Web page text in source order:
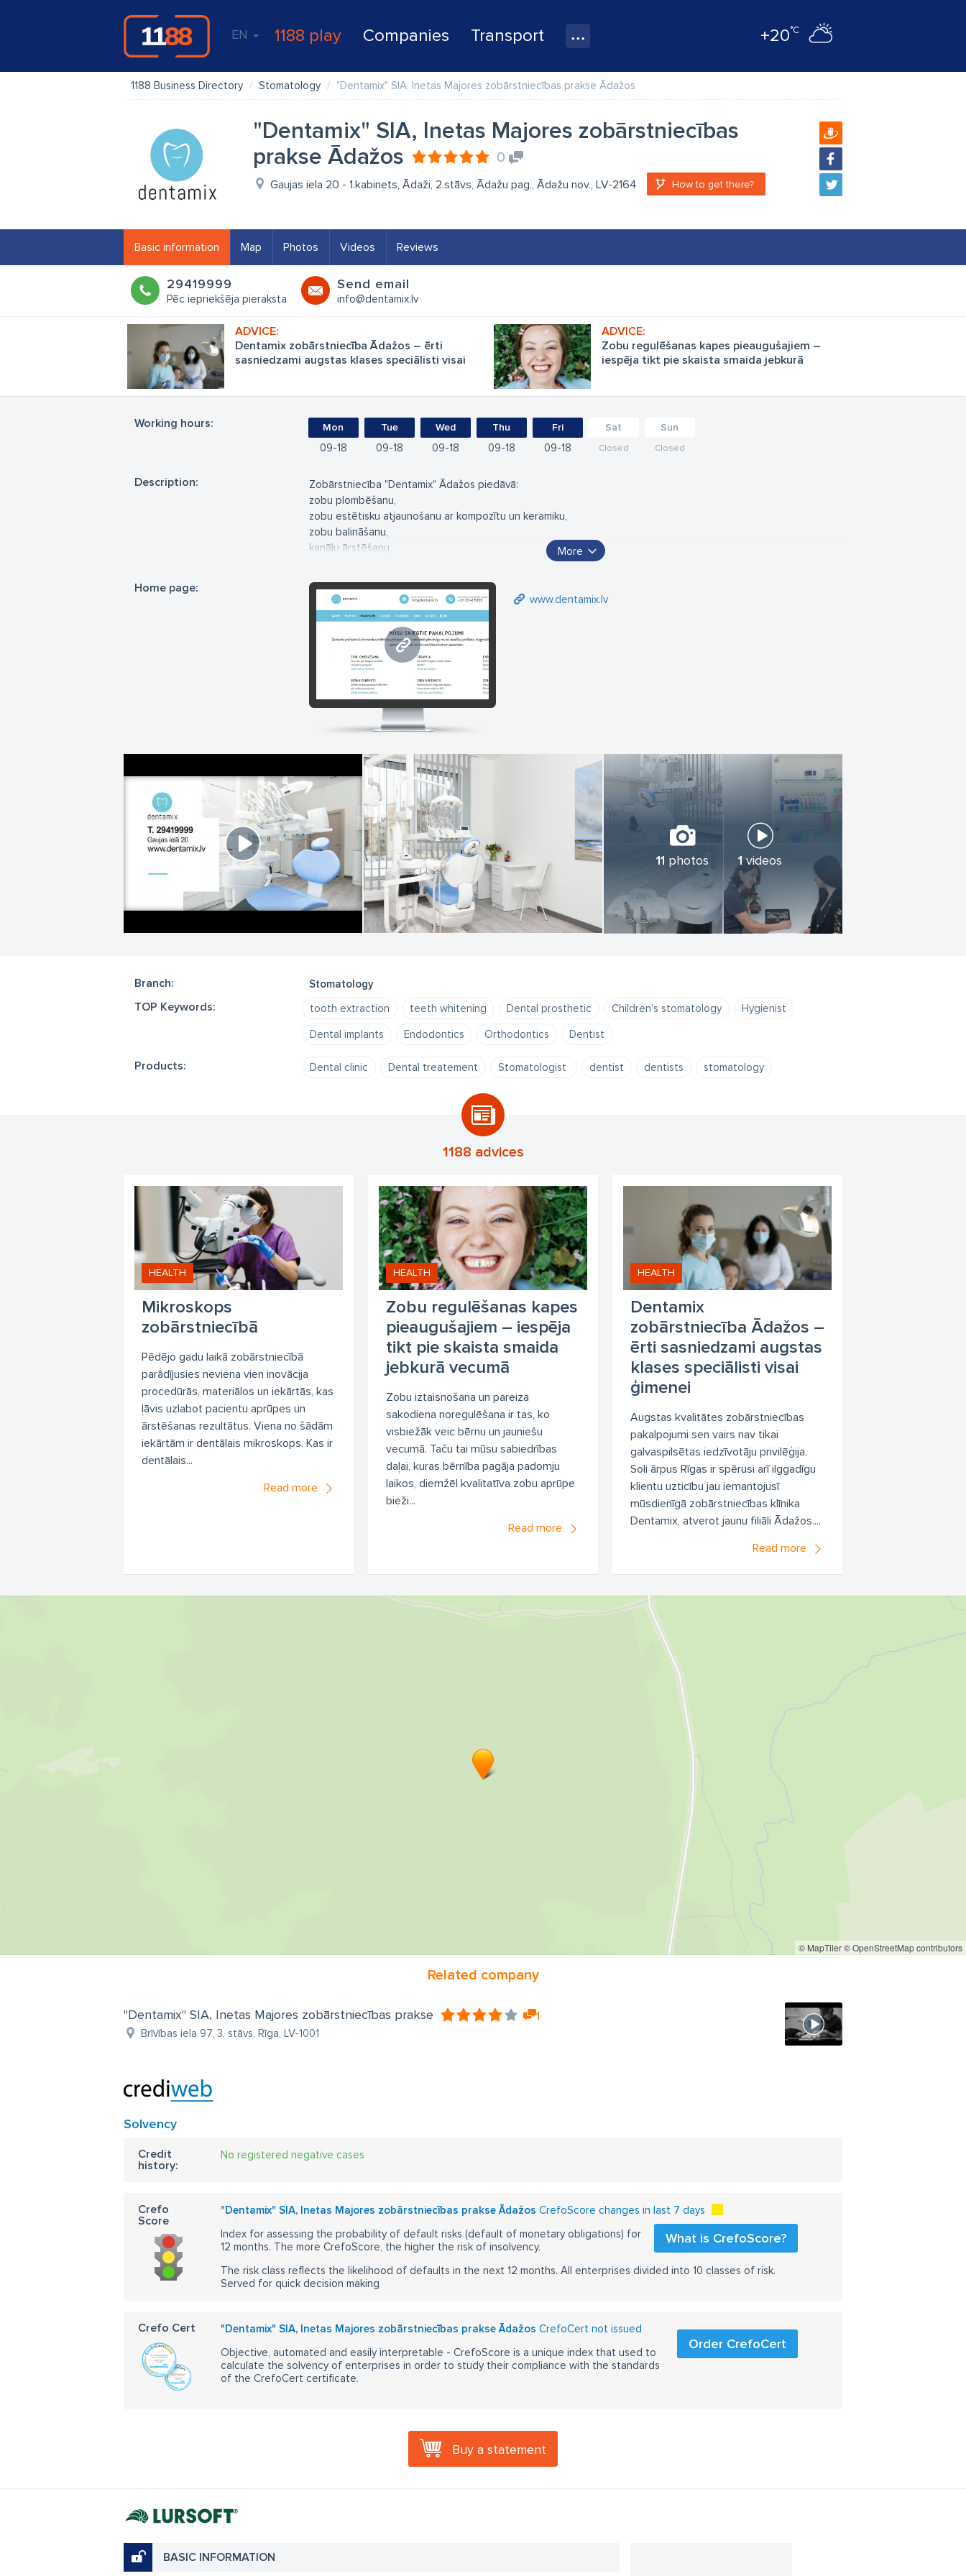
EN 1188 play Companies Transport +20°C
1188 Business Directory Stomatology "Dentamix" SIA, Inetas Majores zobārstniecības prakse Ādažos
"Dentamix" SIA, Inetas Majores zobārstniecības
prakse Ādažos
0
Gaujas iela 20 - 1.kabinets, Ādaži, 2.stāvs, Ādažu pag., Ādažu nov., LV-2164 How to get there?
Basic information Map Photos Videos Reviews
29419999
Pēc iepriekšēja pieraksta
Send email
info@dentamix.lv
Dentamix zobārstniecība Ādažos – ērti
sasniedzami augstas klases speciālisti visai
Zobu regulēšanas kapes pieaugušajiem –
iespēja tikt pie skaista smaida jebkurā
Working hours: Mon
09 18
Tue
09 18
Wed
09 18
Thu
09 18
Fri
09 18
Sat
Closed
Sun
Closed
Description:
Zobārstniecība "Dentamix" Ādažos piedāvā:
zobu plombēšanu,
zobu estētisku atjaunošanu ar kompozītu un keramiku,
zobu balināšanu,
kanālu ārstēšanu,
zobu ķirurģiju,
protezēšanu uz zobiem un implantiem,
sertificēta bērnu zobārste parūpēsies par Jūsu bērna zobu veselību.
Zobārstniecības prakse Rīgas centrā apvieno sevī patīkamu vidi un profesionāli sniegtus zobārstniecības
pakalpojumus.
Mūsu praksē Jūs jutīsieties aprūpēts, saņemsiet kvalitatīvus pakalpojumus, iegūsiet skaistu smaidu un pārliecību.
Mums ir nodrošināta vides pieejamība. Lūgums pabrīdināt mūs par šādu nepieciešamību, piesakoties uz vizīti.
Ārstniecības iestādes kods 0191-77204
More
Home page:
www.dentamix.lv
www.dentamix.lv
11 photos 1 videos
Branch: Stomatology
TOP Keywords: tooth extraction teeth whitening Dental prosthetic Children's stomatology
Hygienist
Dental implants
Endodontics Orthodontics Dentist
Products: Dental clinic Dental treatement Stomatologist dentist dentists stomatology
1188 advices
Mikroskops
zobārstniecībā
HEALTH
Pēdējo gadu laikā zobārstniecībā
parādījusies neviena vien inovācija
procedūrās, materiālos un iekārtās, kas
ļāvis uzlabot pacientu aprūpes un
ārstēšanas rezultātus. Viena no šādām
iekārtām ir dentālais mikroskops. Kas ir
dentālais...
Read more
Zobu regulēšanas kapes
pieaugušajiem – iespēja
tikt pie skaista smaida
jebkurā vecumā
HEALTH
Zobu iztaisnošana un pareiza
sakodiena noregulēšana ir tas, ko
visbiežāk veic bērnu un jauniešu
vecumā. Taču tai mūsu sabiedrības
daļai, kuras bērnība pagāja padomju
laikos, diemžēl kvalitatīva zobu aprūpe
bieži...
Read more
Dentamix
zobārstniecība Ādažos –
ērti sasniedzami augstas
klases speciālisti visai
ģimenei
HEALTH
Augstas kvalitātes zobārstniecības
pakalpojumi sen vairs nav tikai
galvaspilsētas iedzīvotāju privilēģija.
Soli ārpus Rīgas ir spērusi arī ilggadīgu
klientu uzticību jau iemantojusī
mūsdienīgā zobārstniecības klīnika
Dentamix, atverot jaunu filiāli Ādažos....
Read more
© MapTiler© OpenStreetMap contributors
Related company
"Dentamix" SIA, Inetas Majores zobārstniecības prakse 1
Brīvības iela 97, 3. stāvs, Rīga, LV-1001
Solvency
Credit
history:
No registered negative cases
Crefo
Score
"Dentamix" SIA, Inetas Majores zobārstniecības prakse Ādažos CrefoScore changes in last 7 days
What is CrefoScore?
Index for assessing the probability of default risks (default of monetary obligations) for
12 months. The more CrefoScore, the higher the risk of insolvency.
The risk class reflects the likelihood of defaults in the next 12 months. All enterprises divided into 10 classes of risk.
Served for quick decision making
Crefo Cert "Dentamix" SIA, Inetas Majores zobārstniecības prakse Ādažos CrefoCert not issued
Order CrefoCert
Objective, automated and easily interpretable - CrefoScore is a unique index that used to
calculate the solvency of enterprises in order to study their compliance with the standards
of the CrefoCert certificate.
Buy a statement
BASIC INFORMATION